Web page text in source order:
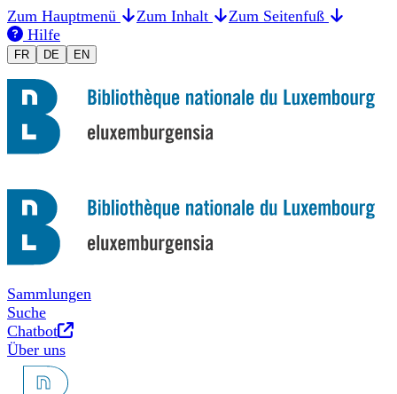
Zum Hauptmenü Zum Inhalt
Zum Seitenfuß
Hilfe
FRChanger la langue en Français
DE Sprache auf Deutsch umstellen
ENSwitch to English
Sammlungen
Suche
Chatbot
Neues Tab
Über uns